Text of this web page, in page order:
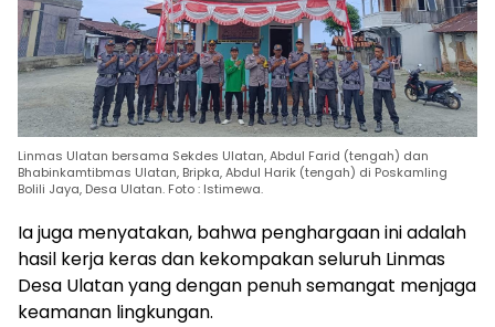
Linmas Ulatan bersama Sekdes Ulatan, Abdul Farid (tengah) dan
Bhabinkamtibmas Ulatan, Bripka, Abdul Harik (tengah) di Poskamling
Bolili Jaya, Desa Ulatan. Foto : Istimewa.
Ia juga menyatakan, bahwa penghargaan ini adalah
hasil kerja keras dan kekompakan seluruh Linmas
Desa Ulatan yang dengan penuh semangat menjaga
keamanan lingkungan.